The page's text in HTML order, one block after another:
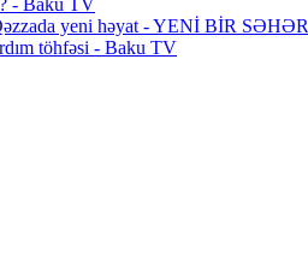
- Baku TV
yeni həyat - YENİ BİR SƏHƏR
töhfəsi - Baku TV